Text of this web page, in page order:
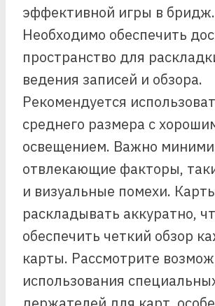
эффективной игры в бридж.
Необходимо обеспечить
пространство для
ведения записей и обзора.
Рекомендуется
среднего размера с
освещением. Важно
отвлекающие факторы,
и визуальные помехи.
раскладывать аккуратно,
обеспечить четкий обзор
карты. Рассмотрите
использования